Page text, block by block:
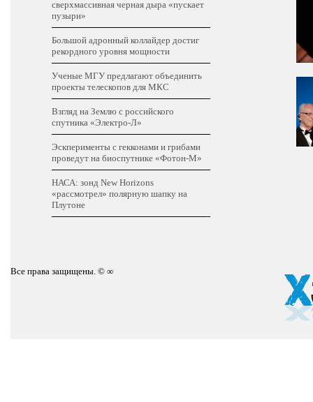
сверхмассивная черная дыра «пускает
пузыри»
Большой адронный коллайдер достиг
рекордного уровня мощности
Ученые МГУ предлагают объединить
проекты телескопов для МКС
Взгляд на Землю с российского
спутника «Электро-Л»
Эскперименты с гекконами и грибами
проведут на биоспутнике «Фотон-М»
НАСА: зонд New Horizons
«рассмотрел» полярную шапку на
Плутоне
Все права защищены. © ∞